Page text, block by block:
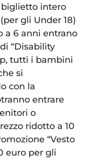
biglietto intero
gli Under 18)
a 6 anni entrano
“Disability
tutti i bambini
si
con la
entrare
o
ridotto a 10
“Vesto
euro per gli